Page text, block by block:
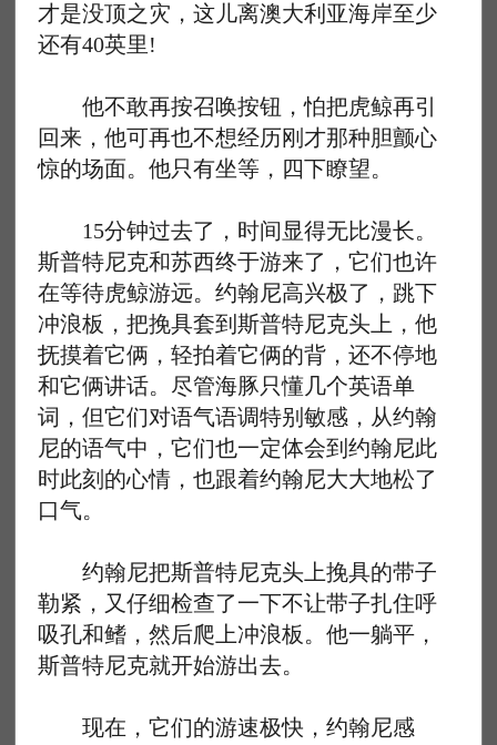
才是没顶之灾，这儿离澳大利亚海岸至少
还有40英里!
他不敢再按召唤按钮，怕把虎鲸再引
回来，他可再也不想经历刚才那种胆颤心
惊的场面。他只有坐等，四下瞭望。
15分钟过去了，时间显得无比漫长。
斯普特尼克和苏西终于游来了，它们也许
在等待虎鲸游远。约翰尼高兴极了，跳下
冲浪板，把挽具套到斯普特尼克头上，他
抚摸着它俩，轻拍着它俩的背，还不停地
和它俩讲话。尽管海豚只懂几个英语单
词，但它们对语气语调特别敏感，从约翰
尼的语气中，它们也一定体会到约翰尼此
时此刻的心情，也跟着约翰尼大大地松了
口气。
约翰尼把斯普特尼克头上挽具的带子
勒紧，又仔细检查了一下不让带子扎住呼
吸孔和鳍，然后爬上冲浪板。他一躺平，
斯普特尼克就开始游出去。
现在，它们的游速极快，约翰尼感